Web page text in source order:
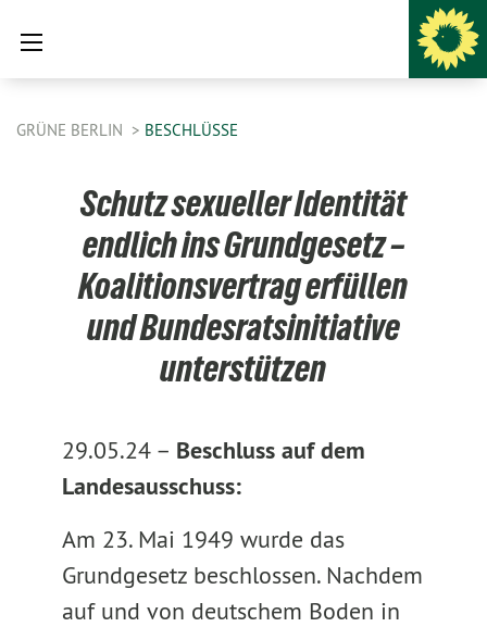
GRÜNE BERLIN BESCHLÜSSE
Schutz sexueller Identität
endlich ins Grundgesetz –
Koalitionsvertrag erfüllen
und Bundesratsinitiative
unterstützen
29.05.24 – Beschluss auf dem
Landesausschuss:
Am 23. Mai 1949 wurde das
Grundgesetz beschlossen. Nachdem
auf und von deutschem Boden in